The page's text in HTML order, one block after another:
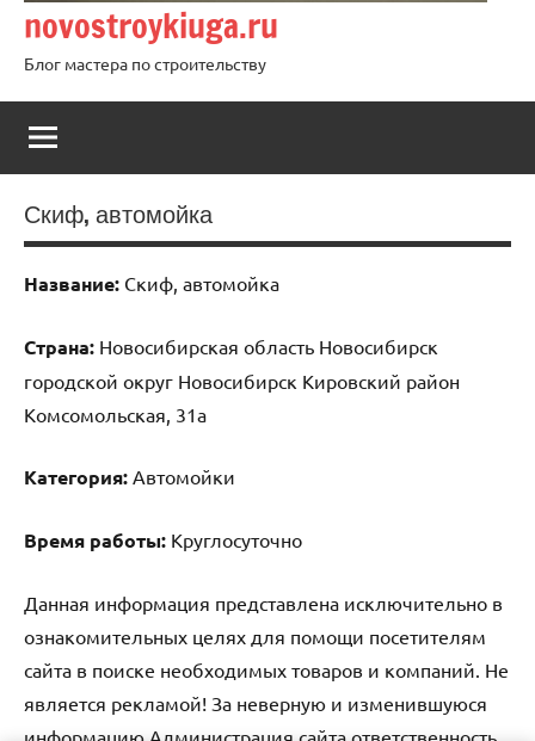
novostroykiuga.ru
Блог мастера по строительству
Скиф, автомойка
Название: Скиф, автомойка
Страна: Новосибирская область Новосибирск
городской округ Новосибирск Кировский район
Комсомольская, 31а
Категория: Автомойки
Время работы: Круглосуточно
Данная информация представлена исключительно в
ознакомительных целях для помощи посетителям
сайта в поиске необходимых товаров и компаний. Не
является рекламой! За неверную и изменившуюся
информацию Администрация сайта ответственность